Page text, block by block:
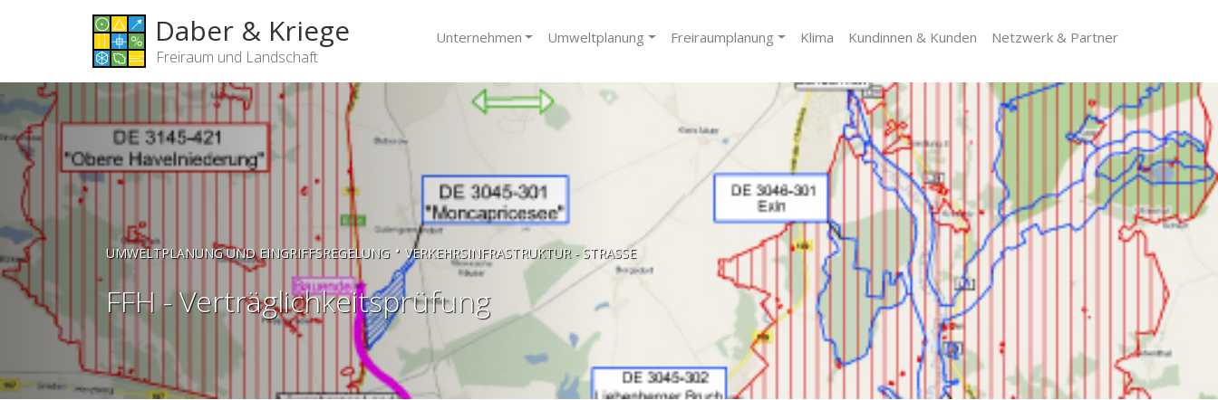
Daber & Kriege
Freiraum und Landschaft
Unternehmen Umweltplanung Freiraumplanung Klima Kundinnen & Kunden Netzwerk & Partner
UMWELTPLANUNG UND EINGRIFFSREGELUNG • VERKEHRSINFRASTRUKTUR - STRASSE
FFH - Verträglichkeitsprüfung